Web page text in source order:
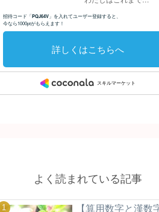
よく読まれている記事
【算用数字と漢数